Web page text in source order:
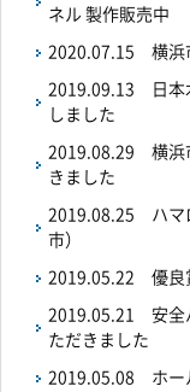
ネル 製作販売中
2020.07.15 横浜
2019.09.13
日
しました
2019.08.29 横浜
きました
2019.08.25
ハ
市）
2019.05.22 優良
2019.05.21 安全
ただきました
2019.05.08 ホー